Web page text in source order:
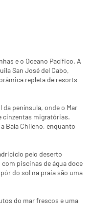
e o Oceano Pacífico. A
San José del Cabo,
repleta de resorts
península, onde o Mar
cinzentas migratórias.
Baía Chileno, enquanto
pelo deserto
com piscinas de água doce
do sol na praia são uma
do mar frescos e uma